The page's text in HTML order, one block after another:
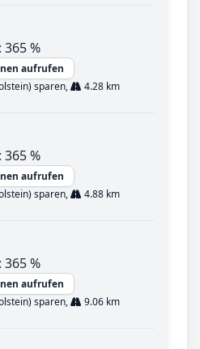
%
aufrufen
sparen,
4.28 km
%
aufrufen
sparen,
4.88 km
%
aufrufen
sparen,
9.06 km